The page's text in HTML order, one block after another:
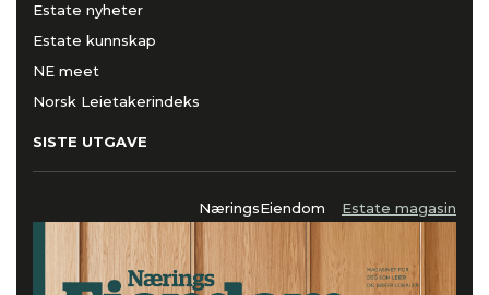
Estate nyheter
Estate kunnskap
NE meet
Norsk Leietakerindeks
SISTE UTGAVE
NæringsEiendom Estate magasin